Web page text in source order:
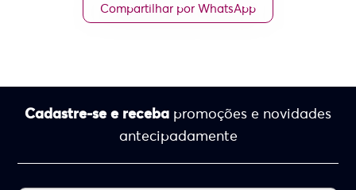
Compartilhar por WhatsApp
Cadastre-se e receba promoções e novidades
antecipadamente